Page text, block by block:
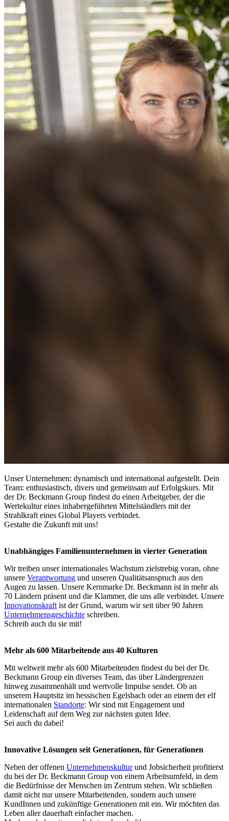
Unser Unternehmen: dynamisch und international aufgestellt. Dein
Team: enthusiastisch, divers und gemeinsam auf Erfolgskurs. Mit
der Dr. Beckmann Group findest du einen Arbeitgeber, der die
Wertekultur eines inhabergeführten Mittelständlers mit der
Strahlkraft eines Global Players verbindet.
Gestalte die Zukunft mit uns!
Unabhängiges Familienunternehmen in vierter Generation
Wir treiben unser internationales Wachstum zielstrebig voran, ohne
unsere Verantwortung und unseren Qualitätsanspruch aus den
Augen zu lassen. Unsere Kernmarke Dr. Beckmann ist in mehr als
70 Ländern präsent und die Klammer, die uns alle verbindet. Unsere
Innovationskraft ist der Grund, warum wir seit über 90 Jahren
Unternehmensgeschichte schreiben.
Schreib auch du sie mit!
Mehr als 600 Mitarbeitende aus 40 Kulturen
Mit weltweit mehr als 600 Mitarbeitenden findest du bei der Dr.
Beckmann Group ein diverses Team, das über Ländergrenzen
hinweg zusammenhält und wertvolle Impulse sendet. Ob an
unserem Hauptsitz im hessischen Egelsbach oder an einem der elf
internationalen Standorte: Wir sind mit Engagement und
Leidenschaft auf dem Weg zur nächsten guten Idee.
Sei auch du dabei!
Innovative Lösungen seit Generationen, für Generationen
Neben der offenen Unternehmenskulturund Jobsicherheit profitierst
du bei der Dr. Beckmann Group von einem Arbeitsumfeld, in dem
die Bedürfnisse der Menschen im Zentrum stehen. Wir schließen
damit nicht nur unsere Mitarbeitenden, sondern auch unsere
KundInnen und zukünftige Generationen mit ein. Wir möchten das
Leben aller dauerhaft einfacher machen.